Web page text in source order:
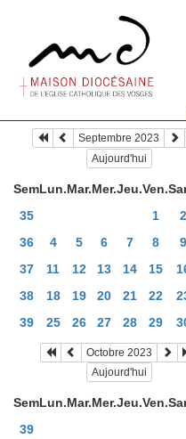
Septembre 2023
Aujourd'hui
SemLun.Mar.Mer.Jeu.Ven.
35
1 2
36
4 5 6 7 8 9
37
11 12 13 14 15
38
18 19 20 21 22
39
25 26 27 28 29
Octobre 2023
Aujourd'hui
SemLun.Mar.Mer.Jeu.Ven.
39